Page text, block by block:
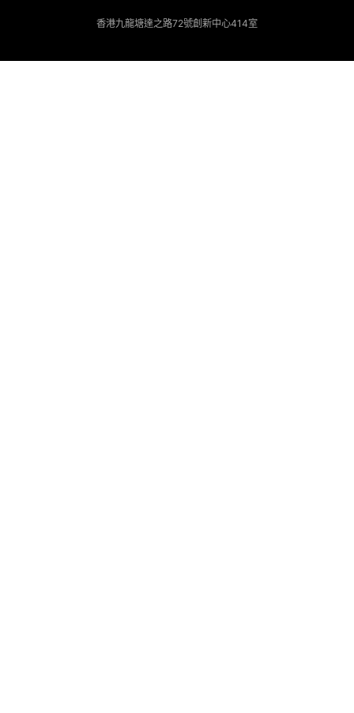
香港九龍塘達之路72號創新中心414室